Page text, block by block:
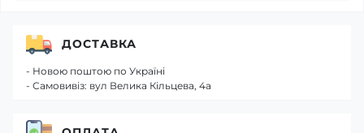
ДОСТАВКА
- Новою поштою по Україні
- Самовивіз: вул Велика Кільцева, 4а